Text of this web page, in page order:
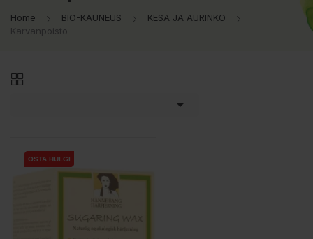
Home BIO-KAUNEUS
KESÄ JA AURINKO
Karvanpoisto

OSTA HULGI
OSTA HULGI